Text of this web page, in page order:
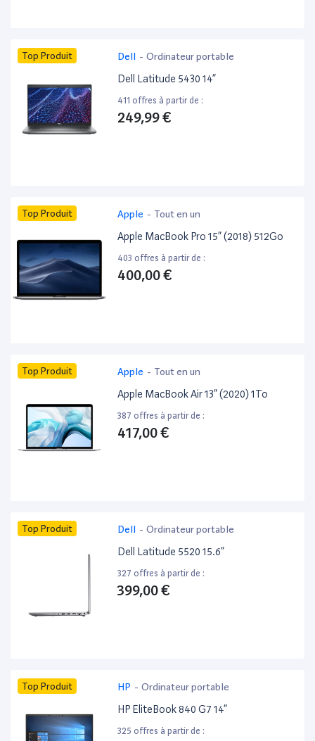
Top Produit Dell - Ordinateur portable
Dell Latitude 5430 14”
411 offres à partir de :
249,99 €
Top Produit Apple - Tout en un
Apple MacBook Pro 15” (2018) 512Go
403 offres à partir de :
400,00 €
Top Produit Apple - Tout en un
Apple MacBook Air 13” (2020) 1To
387 offres à partir de :
417,00 €
Top Produit Dell - Ordinateur portable
Dell Latitude 5520 15.6”
327 offres à partir de :
399,00 €
Top Produit HP - Ordinateur portable
HP EliteBook 840 G7 14”
325 offres à partir de :